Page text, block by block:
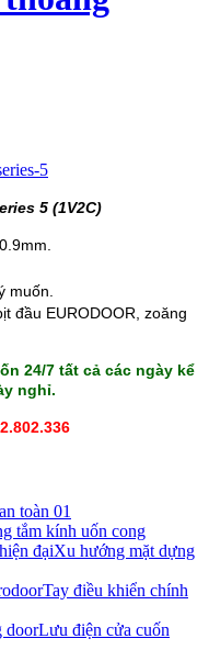
5 (1V2C)
muốn.
đầu EURODOOR, zoăng
24/7 tất cả các ngày kể
nghỉ.
toàn 01
tắm kính uốn cong
Xu hướng mặt dựng
Tay điều khiển chính
Lưu điện cửa cuốn